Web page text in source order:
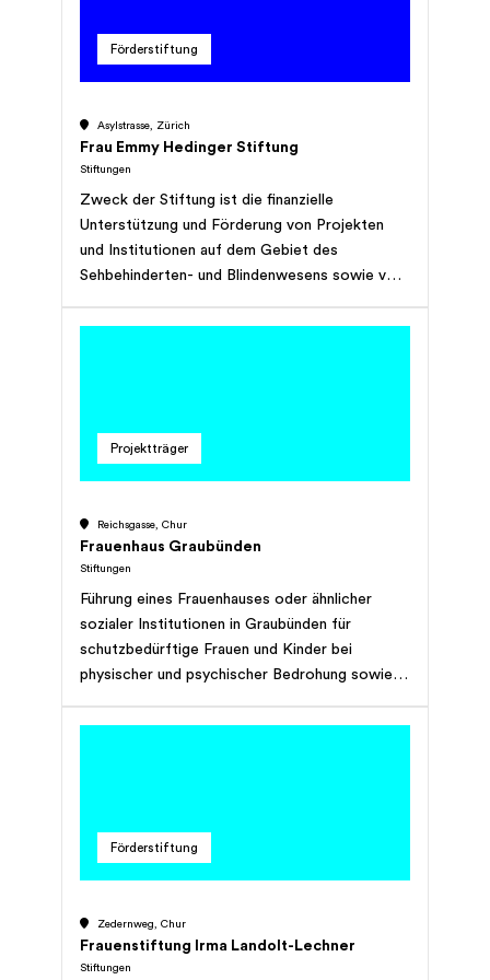
Förderstiftung
Asylstrasse, Zürich
Frau Emmy Hedinger Stiftung
Stiftungen
Zweck der Stiftung ist die finanzielle
Unterstützung und Förderung von Projekten
und Institutionen auf dem Gebiet des
Sehbehinderten- und Blindenwesens sowie von
landwirtschaftlichen und gewerblichen Struktur
Projektträger
Reichsgasse, Chur
Frauenhaus Graubünden
Stiftungen
Führung eines Frauenhauses oder ähnlicher
sozialer Institutionen in Graubünden für
schutzbedürftige Frauen und Kinder bei
physischer und psychischer Bedrohung sowie
wie Verbesserung des rechtlichen Schutzes,
Kindern gegen jede Form von
Förderstiftung
Zedernweg, Chur
Frauenstiftung Irma Landolt-Lechner
Stiftungen